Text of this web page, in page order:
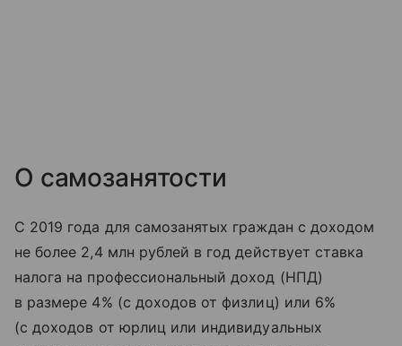
О самозанятости
С 2019 года для самозанятых граждан с доходом
не более 2,4 млн рублей в год действует ставка
налога на профессиональный доход (НПД)
в размере 4% (с доходов от физлиц) или 6%
(с доходов от юрлиц или индивидуальных